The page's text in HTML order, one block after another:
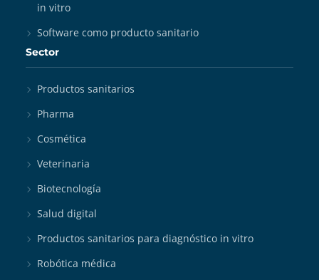
in vitro
Software como producto sanitario
Sector
Productos sanitarios
Pharma
Cosmética
Veterinaria
Biotecnología
Salud digital
Productos sanitarios para diagnóstico in vitro
Robótica médica